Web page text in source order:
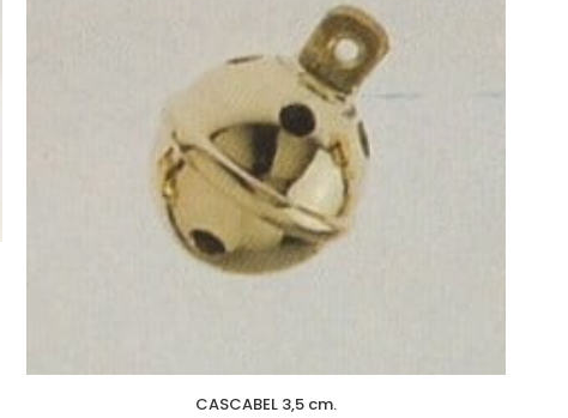
CASCABEL 3,5 cm.